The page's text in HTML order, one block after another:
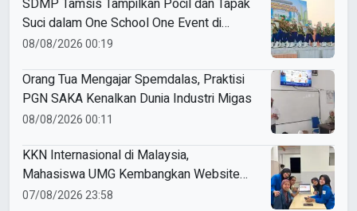
SDMP Tamsis Tampilkan Pocil dan Tapak
Suci dalam One School One Event di
Mojokerto
08/08/2026 00:19
Orang Tua Mengajar Spemdalas, Praktisi
PGN SAKA Kenalkan Dunia Industri Migas
08/08/2026 00:11
KKN Internasional di Malaysia,
Mahasiswa UMG Kembangkan Website
Pengenalan Budaya Indonesia
07/08/2026 23:58